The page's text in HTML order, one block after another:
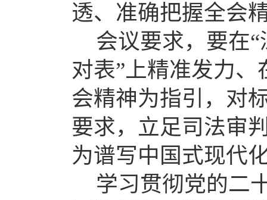
透、准确把握全会
会议要求，要在
对表”上精准发力、
会精神为指引，对
要求，立足司法审
为谱写中国式现代
学习贯彻党的二